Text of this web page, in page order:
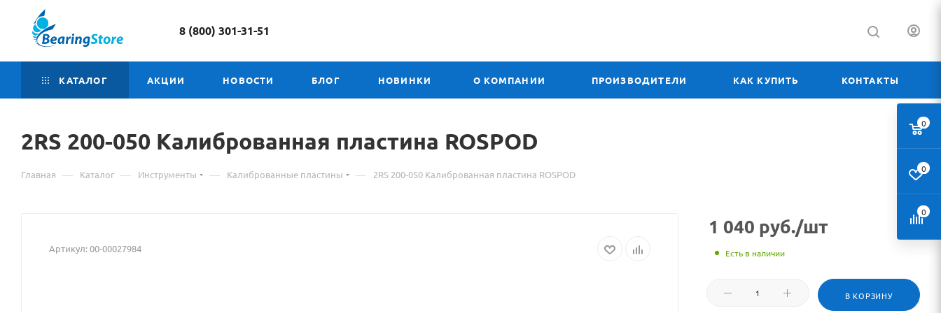
8 (800) 301-31-51
КАТАЛОГ АКЦИИ НОВОСТИ БЛОГ НОВИНКИ О КОМПАНИИ ПРОИЗВОДИТЕЛИ КАК КУПИТЬ КОНТАКТЫ
2RS Материал
о
200-
200-050 Калиброванная пластина ROSPOD
Главная — Каталог — Инструменты — Калиброванные пластины — 2RS 200-050 Калиброванная пластина ROSPOD
Артикул:00-00027984
1 040 руб./шт
Есть в наличии
В КОРЗИНУ
0
0
0